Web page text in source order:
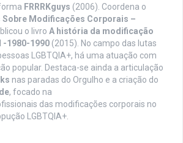
FRRRKguys (2006). Coordena o
Sobre Modificações Corporais –
o livro A história da modificação
-1980-1990 (2015). No campo das lutas
LGBTQIA+, há uma atuação com
popular. Destaca-se ainda a articulação
nas paradas do Orgulho e a criação do
, focado na
das modificações corporais no
LGBTQIA+.